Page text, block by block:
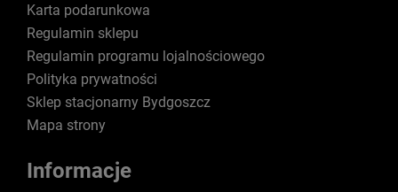
Karta podarunkowa
Regulamin sklepu
Regulamin programu lojalnościowego
Polityka prywatności
Sklep stacjonarny Bydgoszcz
Mapa strony
Informacje